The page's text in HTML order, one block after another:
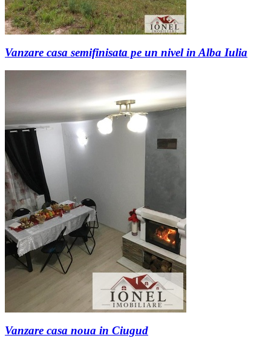
Vanzare casa semifinisata pe un nivel in Alba Iulia
Vanzare casa noua in Ciugud